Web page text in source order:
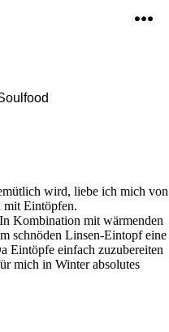
wird, liebe ich mich von
mit Eintöpfen.
Kombination mit wärmenden
schnöden Linsen-Eintopf eine
Eintöpfe einfach zuzubereiten
mich in Winter absolutes